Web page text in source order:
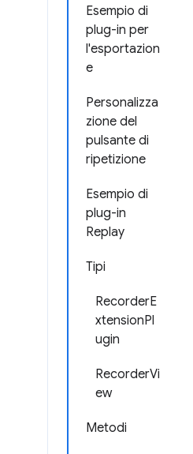
Esempio di
plug-in per
l'esportazion
e
Personalizza
zione del
pulsante di
ripetizione
Esempio di
plug-in
Replay
Tipi
RecorderE
xtensionPl
ugin
RecorderVi
ew
Metodi